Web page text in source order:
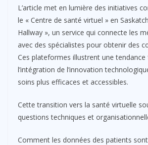
L’article met en lumière des initiatives
le « Centre de santé virtuel » en
Hallway », un service qui connecte les
avec des spécialistes pour obtenir des
Ces plateformes illustrent une tendance
l’intégration de l’innovation
soins plus efficaces et accessibles.
Cette transition vers la santé virtuelle
questions techniques et
Comment les données des patients